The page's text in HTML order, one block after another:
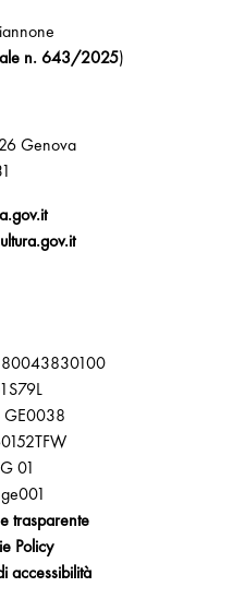
n. 643/2025)
Genova
80043830100
GE0038
01
trasparente
Policy
accessibilità